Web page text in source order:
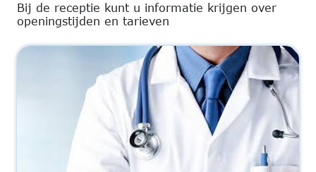
Bij de receptie kunt u informatie krijgen over
openingstijden en tarieven